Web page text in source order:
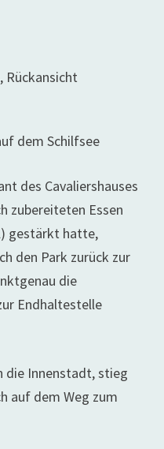
Rückansicht
dem Schilfsee
des Cavaliershauses
zubereiteten Essen
gestärkt hatte,
den Park zurück zur
die
Endhaltestelle
die Innenstadt, stieg
auf dem Weg zum